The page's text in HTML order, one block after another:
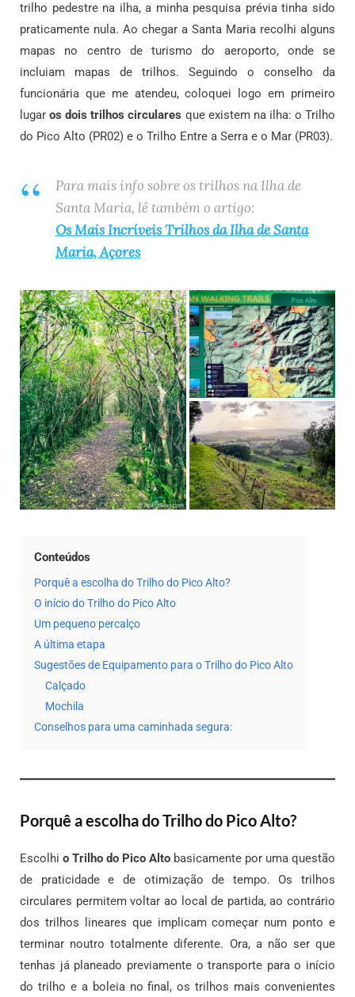
trilho pedestre na ilha, a minha pesquisa prévia tinha sido
praticamente nula. Ao chegar a Santa Maria recolhi alguns
mapas no centro de turismo do aeroporto, onde se
incluiam mapas de trilhos. Seguindo o conselho da
funcionária que me atendeu, coloquei logo em primeiro
lugaros dois trilhos circulares que existem na ilha: o Trilho
do Pico Alto (PR02) e o Trilho Entre a Serra e o Mar (PR03).
Para mais info sobre os trilhos na Ilha de
Santa Maria, lê também o artigo:
Os Mais Incríveis Trilhos da Ilha de Santa
Maria, Açores
Conteúdos
Porquê a escolha do Trilho do Pico Alto?
O início do Trilho do Pico Alto
Um pequeno percalço
A última etapa
Sugestões de Equipamento para o Trilho do Pico Alto
Calçado
Mochila
Conselhos para uma caminhada segura:
Porquê a escolha do Trilho do Pico Alto?
Escolhi o Trilho do Pico Alto basicamente por uma questão
de praticidade e de otimização de tempo. Os trilhos
circulares permitem voltar ao local de partida, ao contrário
dos trilhos lineares que implicam começar num ponto e
terminar noutro totalmente diferente. Ora, a não ser que
tenhas já planeado previamente o transporte para o início
do trilho e a boleia no final, os trilhos mais convenientes